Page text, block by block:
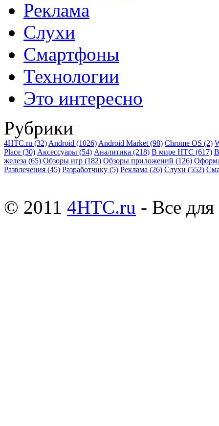
Реклама
Слухи
Смартфоны
Технологии
Это интересно
Рубрики
4HTC.ru (32) Android (1026) Android Market (98) Chrome OS (2)
Place (30) Аксессуары (54) Аналитика (218) В мире HTC (617)
железа (65) Обзоры игр (182) Обзоры приложений (126)
Развлечения (45) Разработчику (5) Реклама (26) Слухи (552)
© 2011 4HTC.ru - Все